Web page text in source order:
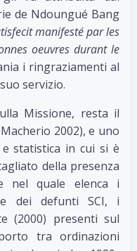
de Ndoungué Bang
manifesté par les
oeuvres durant le
i ringraziamenti al
servizio.
Missione, resta il
2002), e uno
statistica in cui si è
della presenza
nel quale elenca i
dei defunti SCI, i
(2000) presenti sul
tra ordinazioni